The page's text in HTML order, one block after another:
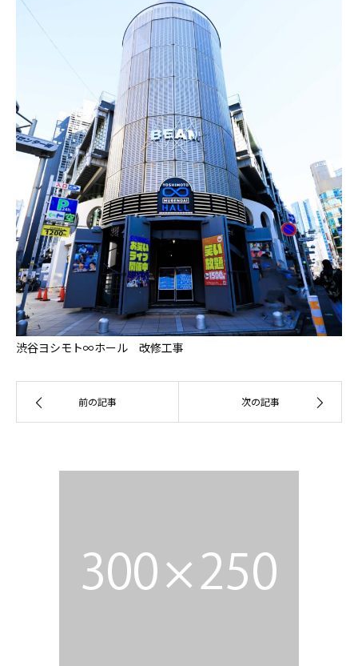
渋谷ヨシモト∞ホール 改修工事
前の記事 次の記事